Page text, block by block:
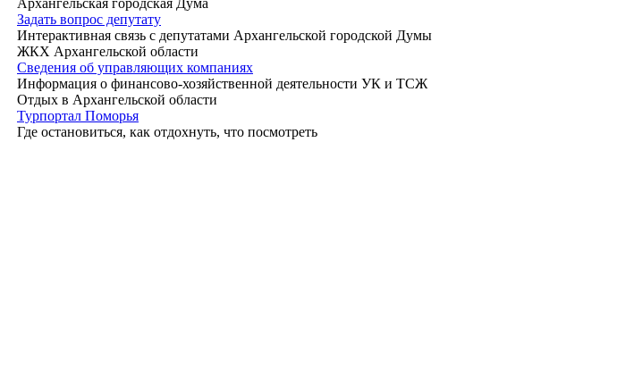
Архангельская городская Дума
Задать вопрос депутату
Интерактивная связь с депутатами Архангельской городской Думы
ЖКХ Архангельской области
Сведения об управляющих компаниях
Информация о финансово-хозяйственной деятельности УК и ТСЖ
Отдых в Архангельской области
Турпортал Поморья
Где остановиться, как отдохнуть, что посмотреть